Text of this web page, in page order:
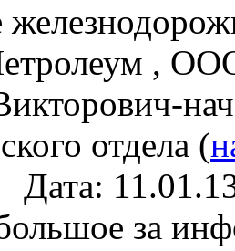
,
отдела (
за